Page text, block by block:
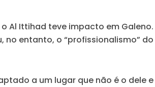
Ittihad teve impacto em
entanto, o “profissionalismo”
a um lugar que não é o dele